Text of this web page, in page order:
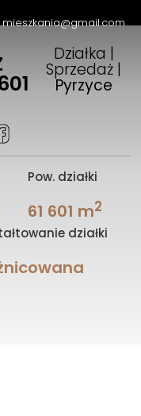
Działka |
Sprzedaż |
Pyrzyce
Pow. działki
61 601 m2
działki